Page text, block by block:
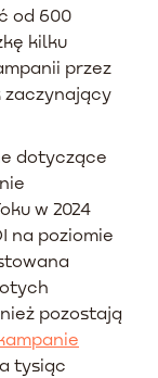
od 600
kilku
przez
dotyczące
w 2024
na poziomie
pozostają
tysiąc